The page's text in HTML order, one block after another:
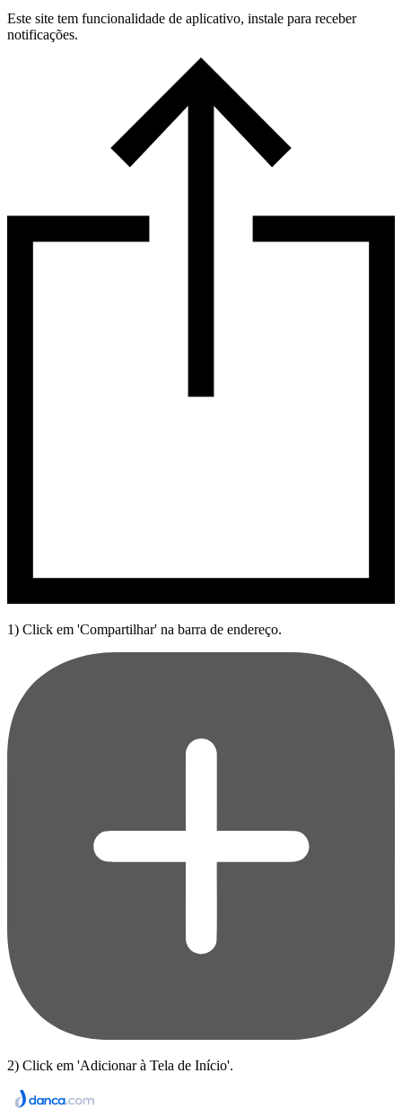
Este site tem funcionalidade de aplicativo, instale para receber
notificações.
1) Click em 'Compartilhar' na barra de endereço.
2) Click em 'Adicionar à Tela de Início'.